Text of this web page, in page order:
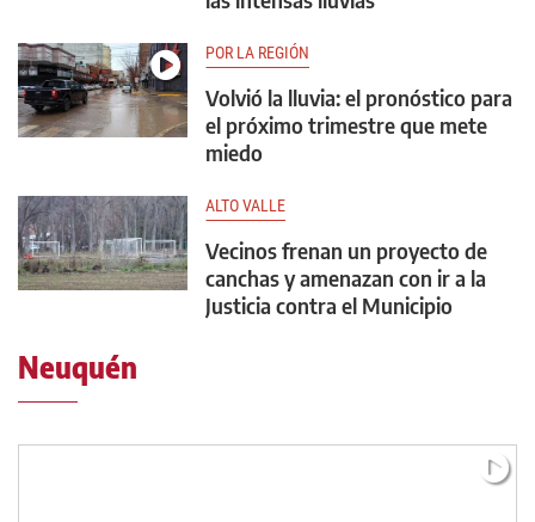
POR LA REGIÓN
Volvió la lluvia: el pronóstico para
el próximo trimestre que mete
miedo
ALTO VALLE
Vecinos frenan un proyecto de
canchas y amenazan con ir a la
Justicia contra el Municipio
Neuquén